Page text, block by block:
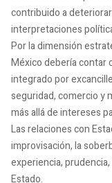
contribuido a
interpretaciones
Por la dimensión
México debería contar
integrado por
seguridad, comercio y
más allá de intereses
Las relaciones con
improvisación, la
experiencia,
Estado.